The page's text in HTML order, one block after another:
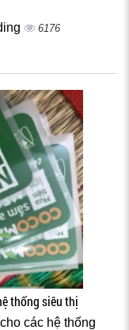
6176
thống siêu thị
các hệ thống